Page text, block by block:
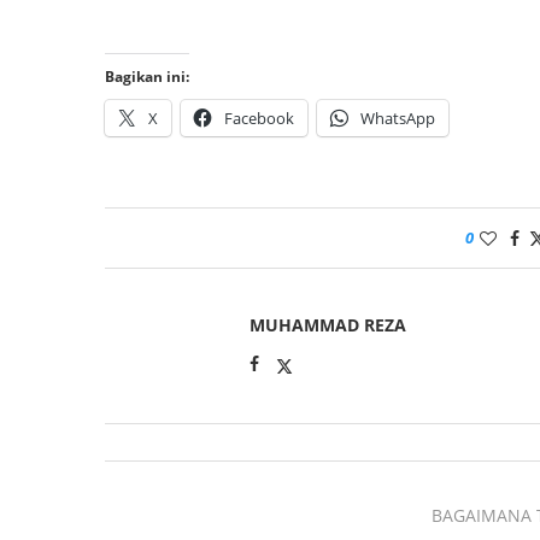
Bagikan ini:
X Facebook WhatsApp
0
MUHAMMAD REZA
BAGAIMANA